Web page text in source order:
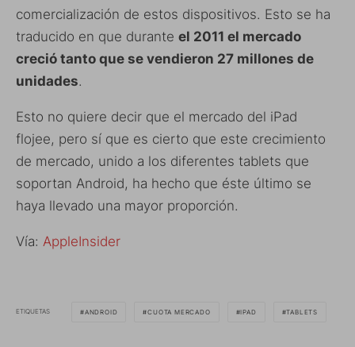
comercialización de estos dispositivos. Esto se ha
traducido en que durante el 2011 el mercado
creció tanto que se vendieron 27 millones de
unidades.
Esto no quiere decir que el mercado del iPad
flojee, pero sí que es cierto que este crecimiento
de mercado, unido a los diferentes tablets que
soportan Android, ha hecho que éste último se
haya llevado una mayor proporción.
Vía: AppleInsider
ETIQUETAS ANDROID CUOTA MERCADO IPAD TABLETS